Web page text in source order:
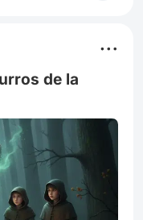
irradiaban
de la